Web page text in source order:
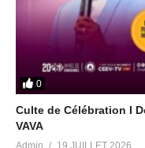
0
Culte de Célébration I
VAVA